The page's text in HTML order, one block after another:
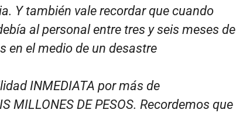
Y también vale recordar que cuando
al personal entre tres y seis meses de
en el medio de un desastre
INMEDIATA por más de
MILLONES DE PESOS. Recordemos que